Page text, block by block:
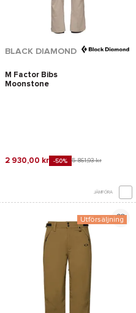
BLACK DIAMOND
M Factor Bibs
Moonstone
2 930,00 kr -50% 5 861,93 kr
JÄMFÖRA
Utförsäljning